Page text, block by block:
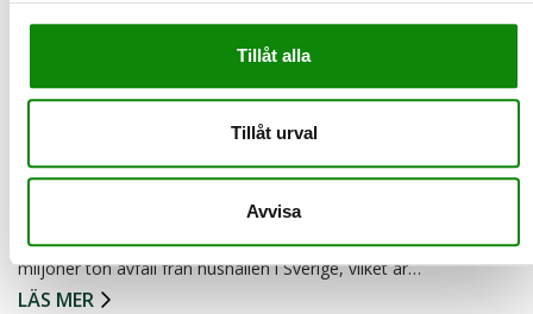
Tillåt alla
Tillåt urval
Avvisa
1 av 5 förpackningar i soporna
Svenska folket fortsätter återvinna i hög grad. Hela 97 procent
LÄS MER
2020-06-24
Mer sortering och minskat restavfall
Förra året behandlades 467 kg/person eller totalt drygt 4,8
miljoner ton avfall från hushållen i Sverige, vilket är…
LÄS MER